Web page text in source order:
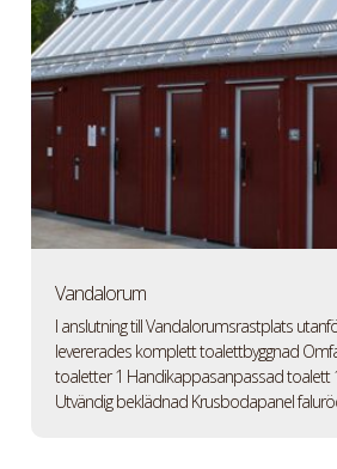
Vandalorum
I anslutning till Vandalorumsrastplats
levererades komplett toalettbyggnad
toaletter 1 Handikappasanpassad toalett
Utvändig beklädnad Krusbodapanel